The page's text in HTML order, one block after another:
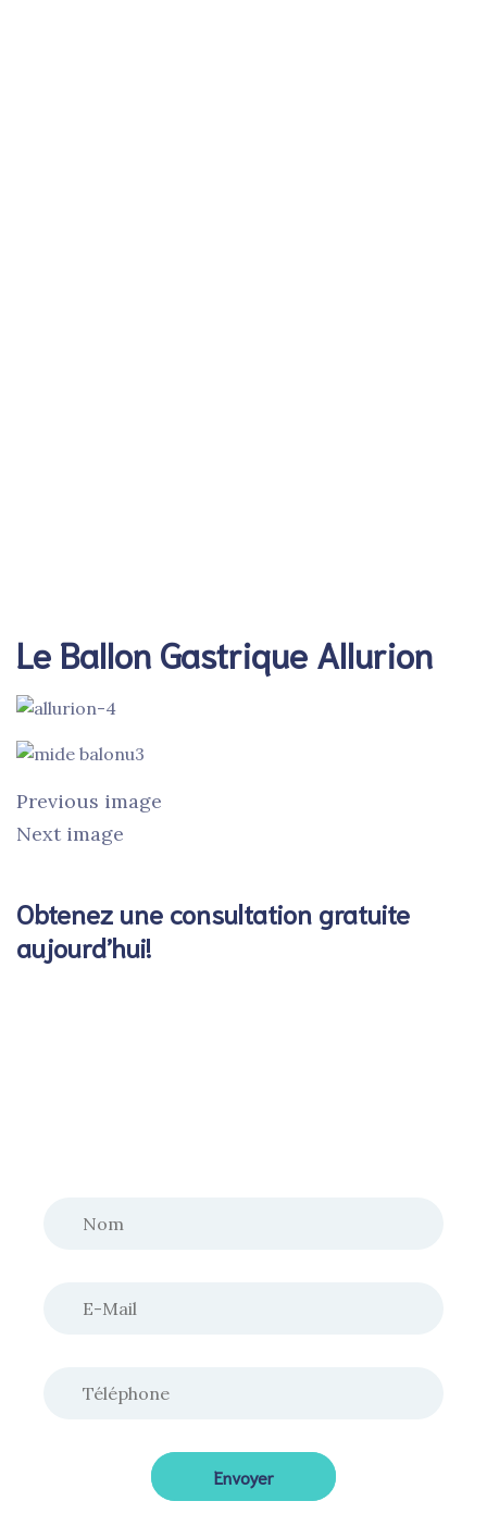
Le Ballon Gastrique Allurion
Previous image
Next image
Obtenez une consultation gratuite
aujourd’hui!